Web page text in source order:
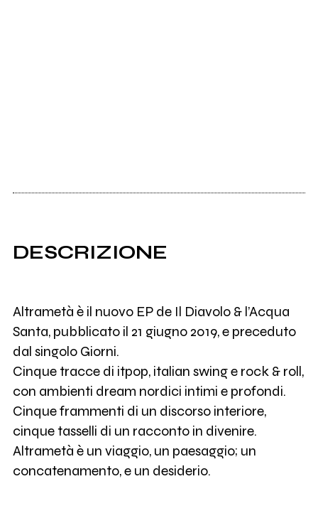
DESCRIZIONE
Altrametà è il nuovo EP de Il Diavolo & l’Acqua
Santa, pubblicato il 21 giugno 2019, e preceduto
dal singolo Giorni.
Cinque tracce di itpop, italian swing e rock & roll,
con ambienti dream nordici intimi e profondi.
Cinque frammenti di un discorso interiore,
cinque tasselli di un racconto in divenire.
Altrametà è un viaggio, un paesaggio; un
concatenamento, e un desiderio.